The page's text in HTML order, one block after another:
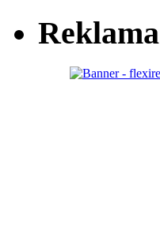
Reklama